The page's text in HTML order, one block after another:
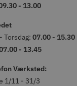
- 13.00
Torsdag: 07.00 - 15.30
- 13.45
Værksted:
1/11 - 31/3